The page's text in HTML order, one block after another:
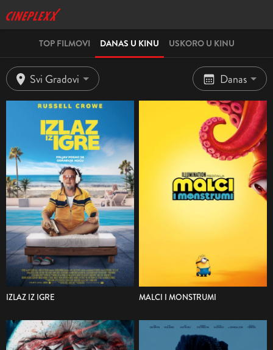
TOP FILMOVI DANAS U KINU USKORO U KINU
Svi Gradovi Danas
IZLAZ IZ IGRE MALCI I MONSTRUMI